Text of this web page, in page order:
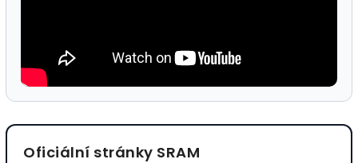
Oficiální stránky SRAM